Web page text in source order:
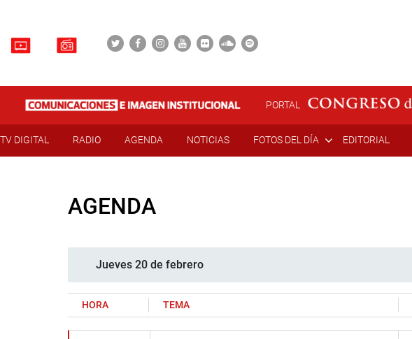
PORTAL
TV DIGITAL RADIO AGENDA NOTICIAS FOTOS DEL DÍA EDITORIAL
AGENDA
Jueves 20 de febrero
HORA TEMA